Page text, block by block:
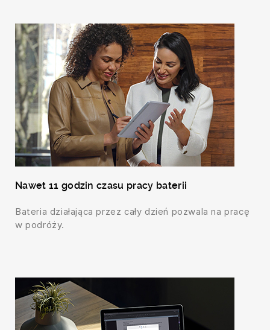
Nawet 11 godzin czasu pracy baterii
Bateria działająca przez cały dzień pozwala na pracę
w podróży.